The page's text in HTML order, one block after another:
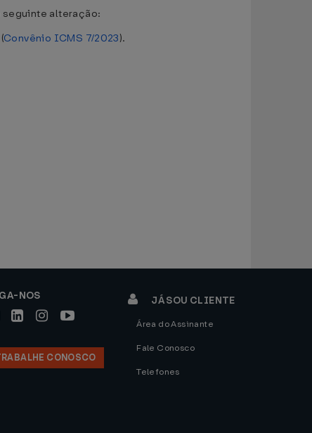
seguinte alteração:
Convênio ICMS 7/2023).
NOS
CONOSCO
JÁ SOU CLIENTE
Área do Assinante
Fale Conosco
Telefones